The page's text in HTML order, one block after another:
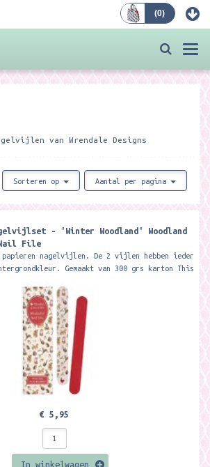
(0)
van Wrendale Designs
Sorteren op Aantal per pagina
- 'Winter Woodland' Woodland
File
papieren nagelvijlen. De 2 vijlen hebben ieder
Gemaakt van 300 grs karton This
€ 5,95
In winkelwagen